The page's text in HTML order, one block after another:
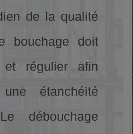
de la qualité
bouchage doit
régulier afin
une étanchéité
débouchage